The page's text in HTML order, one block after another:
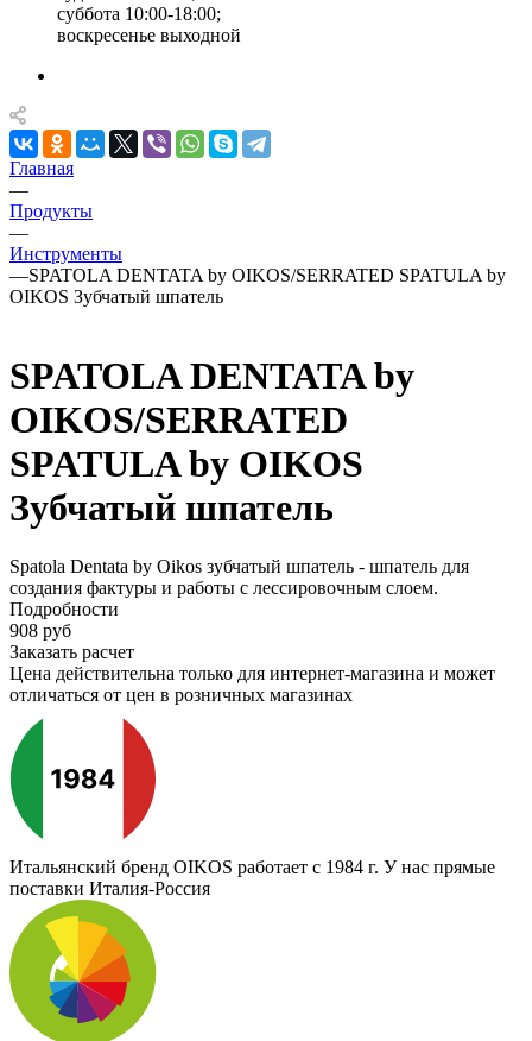
суббота 10:00-18:00;
воскресенье выходной
Главная
—
Продукты
—
Инструменты
—SPATOLA DENTATA by OIKOS/SERRATED SPATULA by
OIKOS Зубчатый шпатель
SPATOLA DENTATA by
OIKOS/SERRATED
SPATULA by OIKOS
Зубчатый шпатель
Spatola Dentata by Oikos зубчатый шпатель - шпатель для
создания фактуры и работы с лессировочным слоем.
Подробности
908 руб
Заказать расчет
Цена действительна только для интернет-магазина и может
отличаться от цен в розничных магазинах
Итальянский бренд OIKOS работает с 1984 г. У нас прямые
поставки Италия-Россия